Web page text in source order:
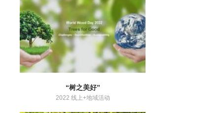
“树之美好”
2022 线上+地域活动